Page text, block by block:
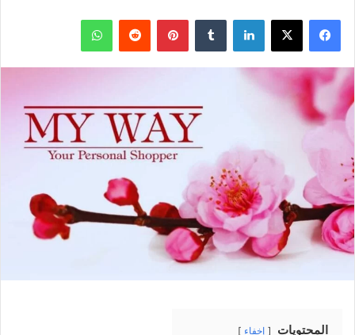
فيسبوك ‫X لينكدإن بينتيريست واتساب
المحتويات إخفاء